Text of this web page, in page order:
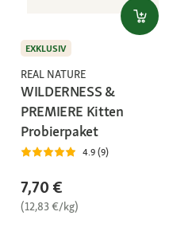
EXKLUSIV
REAL NATURE
WILDERNESS &
PREMIERE Kitten
Probierpaket
4.9 (9)
7,70 €
(12,83 €/kg)